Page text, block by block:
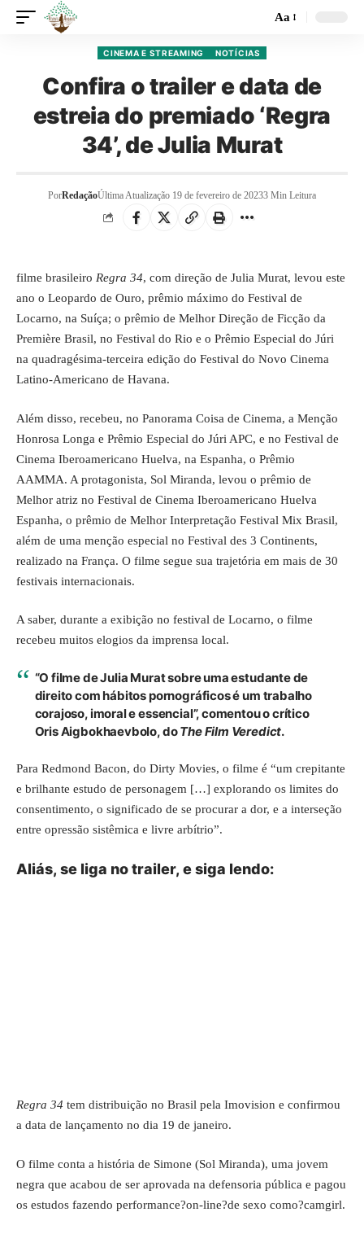
Aa
CINEMA E STREAMING NOTÍCIAS
Confira o trailer e data de
estreia do premiado ‘Regra
34’, de Julia Murat
PorRedaçãoÚltima Atualização 19 de fevereiro de 20233 Min Leitura
filme brasileiro Regra 34, com direção de Julia Murat, levou este
ano o Leopardo de Ouro, prêmio máximo do Festival de
Locarno, na Suíça; o prêmio de Melhor Direção de Ficção da
Première Brasil, no Festival do Rio e o Prêmio Especial do Júri
na quadragésima-terceira edição do Festival do Novo Cinema
Latino-Americano de Havana.
Além disso, recebeu, no Panorama Coisa de Cinema, a Menção
Honrosa Longa e Prêmio Especial do Júri APC, e no Festival de
Cinema Iberoamericano Huelva, na Espanha, o Prêmio
AAMMA. A protagonista, Sol Miranda, levou o prêmio de
Melhor atriz no Festival de Cinema Iberoamericano Huelva
Espanha, o prêmio de Melhor Interpretação Festival Mix Brasil,
além de uma menção especial no Festival des 3 Continents,
realizado na França. O filme segue sua trajetória em mais de 30
festivais internacionais.
A saber, durante a exibição no festival de Locarno, o filme
recebeu muitos elogios da imprensa local.
“O filme de Julia Murat sobre uma estudante de
direito com hábitos pornográficos é um trabalho
corajoso, imoral e essencial”, comentou o crítico
Oris Aigbokhaevbolo, doThe Film Veredict.
Para Redmond Bacon, do Dirty Movies, o filme é “um crepitante
e brilhante estudo de personagem […] explorando os limites do
consentimento, o significado de se procurar a dor, e a interseção
entre opressão sistêmica e livre arbítrio”.
Aliás, se liga no trailer, e siga lendo:
Regra 34 tem distribuição no Brasil pela Imovision e confirmou
a data de lançamento no dia 19 de janeiro.
O filme conta a história de Simone (Sol Miranda), uma jovem
negra que acabou de ser aprovada na defensoria pública e pagou
os estudos fazendo performance?on-line?de sexo como?camgirl.